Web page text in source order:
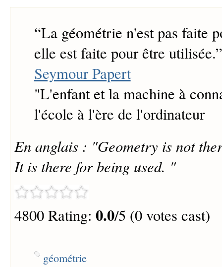
“La géométrie n'est pas faite
elle est faite pour être utilisée.”
Seymour Papert
"L'enfant et la machine à
l'école à l'ère de l'ordinateur
En anglais : "Geometry is not
It is there for being used. "
4800 Rating: 0.0/5 (0 votes cast)
géométrie